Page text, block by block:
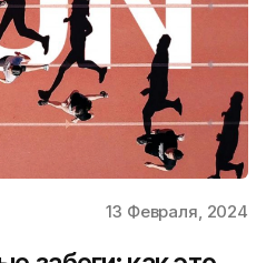
13 Февраля, 2024